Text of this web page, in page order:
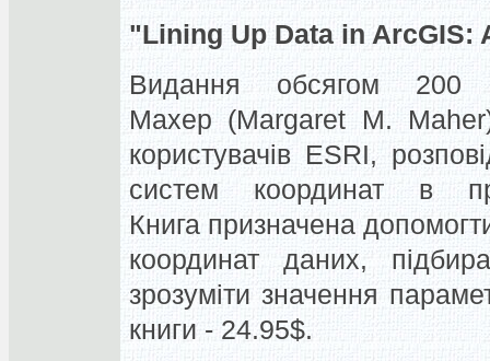
"Lining Up Data in ArcGIS:
Видання обсягом 200
Махер (Margaret M.
користувачів ESRI,
систем координат в
Книга призначена
координат даних,
зрозуміти значення
книги - 24.95$.